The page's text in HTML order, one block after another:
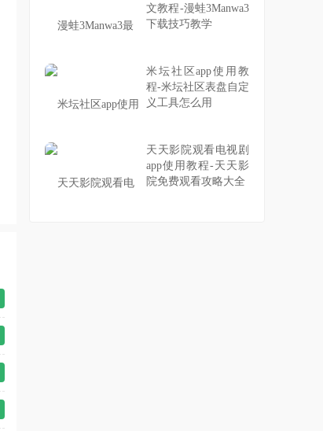
文教程-漫蛙3Manwa3
下载技巧教学
米坛社区app使用教
程-米坛社区表盘自定
义工具怎么用
天天影院观看电视剧
app使用教程-天天影
院免费观看攻略大全